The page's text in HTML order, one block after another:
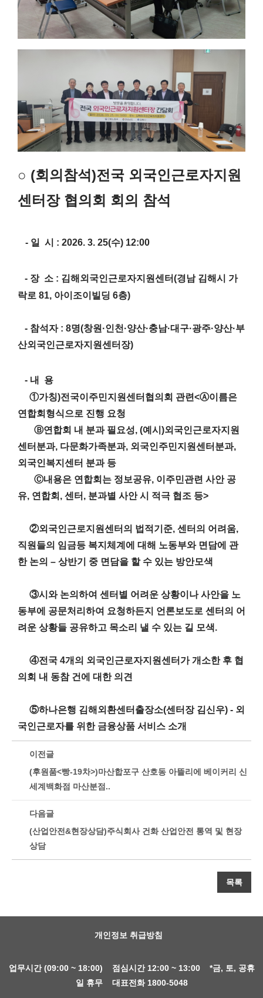
○ (회의참석)전국 외국인근로자지원
센터장 협의회 회의 참석
- 일 시 : 2026. 3. 25(수) 12:00
- 장 소 : 김해외국인근로자지원센터(경남 김해시 가
락로 81, 아이조이빌딩 6층)
- 참석자 : 8명(창원·인천·양산·충남·대구·광주·양산·부
산외국인근로자지원센터장)
- 내 용
①가칭)전국이주민지원센터협의회 관련<Ⓐ이름은
연합회형식으로 진행 요청
Ⓑ연합회 내 분과 필요성, (예시)외국인근로자지원
센터분과, 다문화가족분과, 외국인주민지원센터분과,
외국인복지센터 분과 등
Ⓒ내용은 연합회는 정보공유, 이주민관련 사안 공
유, 연합회, 센터, 분과별 사안 시 적극 협조 등>
②외국인근로지원센터의 법적기준, 센터의 어려움,
직원들의 임금등 복지체계에 대해 노동부와 면담에 관
한 논의 – 상반기 중 면담을 할 수 있는 방안모색
③시와 논의하여 센터별 어려운 상황이나 사안을 노
동부에 공문처리하여 요청하든지 언론보도로 센터의 어
려운 상황들 공유하고 목소리 낼 수 있는 길 모색.
④전국 4개의 외국인근로자지원센터가 개소한 후 협
의회 내 동참 건에 대한 의견
⑤하나은행 김해외환센터출장소(센터장 김신우) - 외
국인근로자를 위한 금융상품 서비스 소개
이전글
(후원품<빵-19차>)마산합포구 산호동 아뜰리에 베이커리 신
세계백화점 마산분점..
다음글
(산업안전&현장상담)주식회사 건화 산업안전 통역 및 현장
상담
목록
개인정보 취급방침
업무시간 (09:00 ~ 18:00) 점심시간 12:00 ~ 13:00 *금, 토, 공휴
일 휴무 대표전화 1800-5048